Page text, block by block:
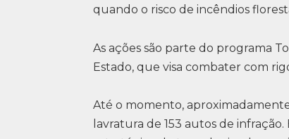
quando o risco de incêndios
As ações são parte do programa
Estado, que visa combater com
Até o momento,
lavratura de 153 autos de